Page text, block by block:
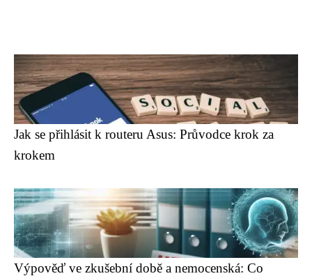
Jak se přihlásit k routeru Asus: Průvodce krok za
krokem
Výpověď ve zkušební době a nemocenská: Co